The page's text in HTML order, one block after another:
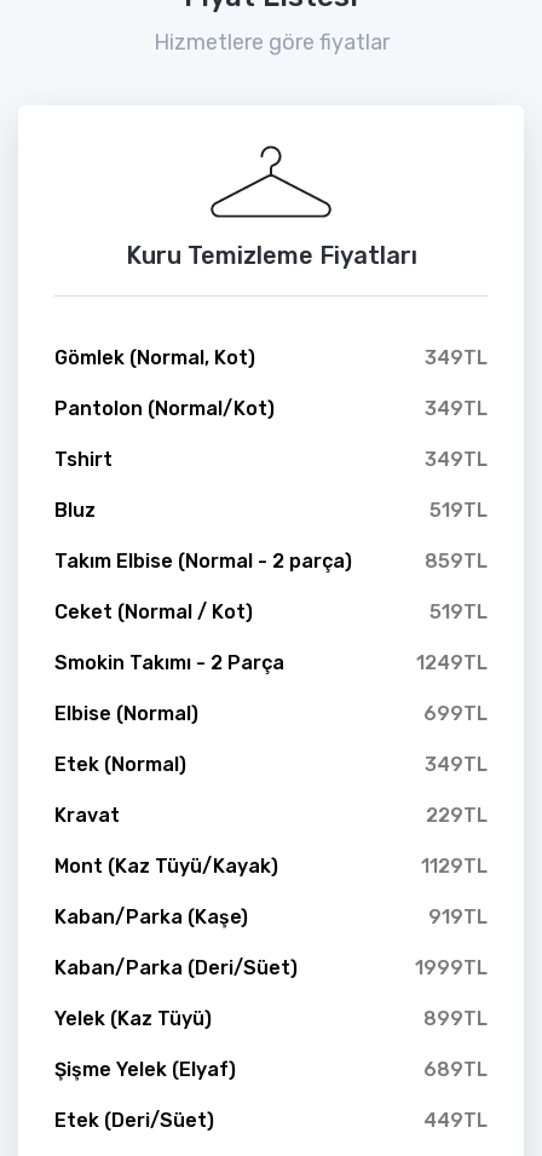
Hizmetlere göre fiyatlar
Kuru Temizleme Fiyatları
Gömlek (Normal, Kot) 349TL
Pantolon (Normal/Kot) 349TL
Tshirt 349TL
Bluz 519TL
Takım Elbise (Normal - 2 parça) 859TL
Ceket (Normal / Kot) 519TL
Smokin Takımı - 2 Parça 1249TL
Elbise (Normal) 699TL
Etek (Normal) 349TL
Kravat 229TL
Mont (Kaz Tüyü/Kayak) 1129TL
Kaban/Parka (Kaşe) 919TL
Kaban/Parka (Deri/Süet) 1999TL
Yelek (Kaz Tüyü) 899TL
Şişme Yelek (Elyaf) 689TL
Etek (Deri/Süet) 449TL